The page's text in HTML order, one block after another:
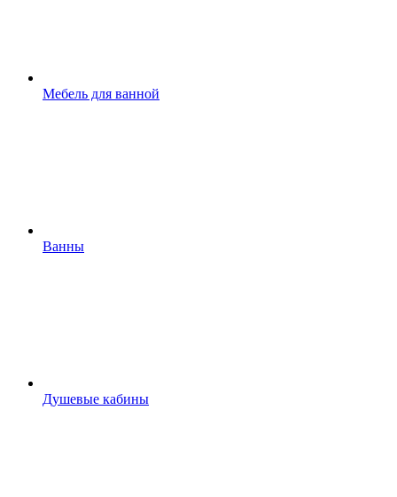
Мебель для ванной
Ванны
Душевые кабины